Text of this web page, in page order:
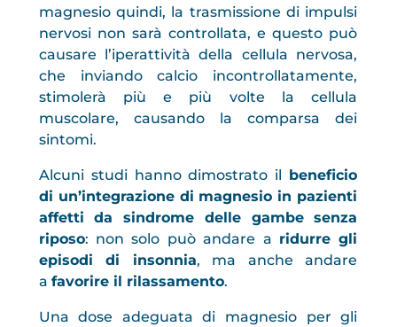
magnesio quindi, la trasmissione di impulsi
nervosi non sarà controllata, e questo può
causare l’iperattività della cellula nervosa,
che inviando calcio incontrollatamente,
stimolerà più e più volte la cellula
muscolare, causando la comparsa dei
sintomi.
Alcuni studi hanno dimostrato il beneficio
di un’integrazione di magnesio in pazienti
affetti da sindrome delle gambe senza
riposo: non solo può andare a ridurre gli
episodi di insonnia, ma anche andare
a favorire il rilassamento.
Una dose adeguata di magnesio per gli